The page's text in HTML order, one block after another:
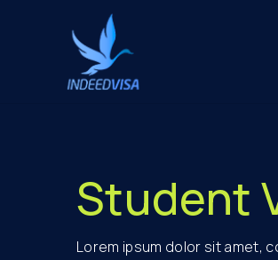
Student
Lorem ipsum dolor sit amet,